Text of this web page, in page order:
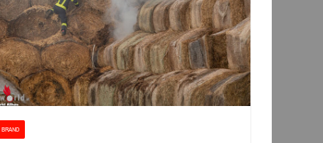
BRAND